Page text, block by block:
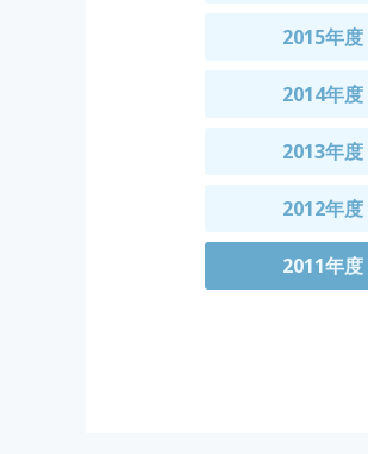
2015年度
2014年度
2013年度
2012年度
2011年度